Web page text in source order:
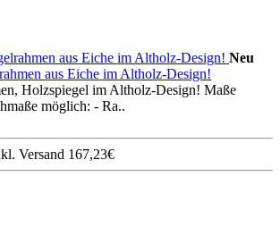
Neu
aus Eiche im Altholz-Design!
Holzspiegel im Altholz-Design! Maße
möglich: - Ra..
Versand 167,23€